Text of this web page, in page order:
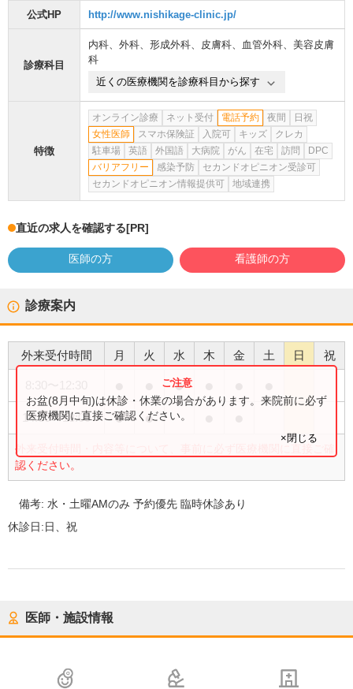
公式HP http://www.nishikage-clinic.jp/
診療科目
内科、 外科、 形成外科、 皮膚科、 血管外科、 美容皮膚
科
近くの医療機関を診療科目から探す
特徴
オンライン診療 ネット受付 電話予約 夜間
日祝
女性医師
スマホ保険証 入院可 キッズ
クレカ
駐車場
英語 外国語 大病院 がん 在宅 訪問
DPC
バリアフリー
感染予防
セカンドオピニオン受診可
セカンドオピニオン情報提供可
地域連携
直近の求人を確認する[PR]
医師の方 看護師の方
診療案内
外来受付時間 月 火 水 木 金 土 日 祝
●
14:00〜18:00 ● ●
外来受付時間・内容等について、事前に必ず医療機関に直接ご確
認ください。
お盆(8月中旬)は休診・休業の場合があります。来院前に必ず
医療機関に直接ご確認ください。
×閉じる
備考:水・土曜AMのみ 予約優先 臨時休診あり
休診日:日、祝
医師・施設情報